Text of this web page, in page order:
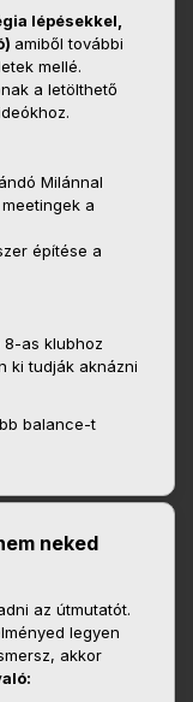
lépésekkel,
amiből további
mellé.
a letölthető
Milánnal
a
építése a
8-as klubhoz
ki tudják aknázni
balance-t
neked
az útmutatót.
legyen
akkor